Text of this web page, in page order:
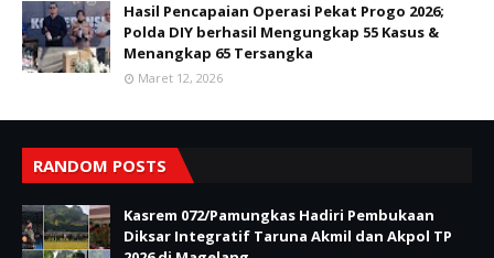
Hasil Pencapaian Operasi Pekat Progo 2026;
Polda DIY berhasil Mengungkap 55 Kasus &
Menangkap 65 Tersangka
Maret 12, 2026
RANDOM POSTS
Kasrem 072/Pamungkas Hadiri Pembukaan
Diksar Integratif Taruna Akmil dan Akpol TP